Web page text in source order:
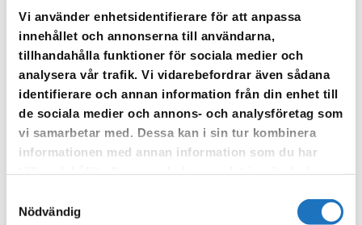
Vi använder enhetsidentifierare för att anpassa
innehållet och annonserna till användarna,
tillhandahålla funktioner för sociala medier och
analysera vår trafik. Vi vidarebefordrar även sådana
identifierare och annan information från din enhet till
de sociala medier och annons- och analysföretag som
vi samarbetar med. Dessa kan i sin tur kombinera
informationen med annan information som du har
Nödvändig
Vår sms-tjänst använder vi enbart för att kunna informera dig
om driftstörningar och andra händelser som kan påverka dig
som fastighetsägare.